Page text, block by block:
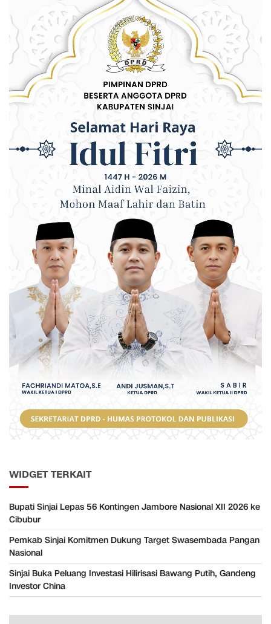
WIDGET TERKAIT
Bupati Sinjai Lepas 56 Kontingen Jambore Nasional XII 2026 ke
Cibubur
Pemkab Sinjai Komitmen Dukung Target Swasembada Pangan
Nasional
Sinjai Buka Peluang Investasi Hilirisasi Bawang Putih, Gandeng
Investor China